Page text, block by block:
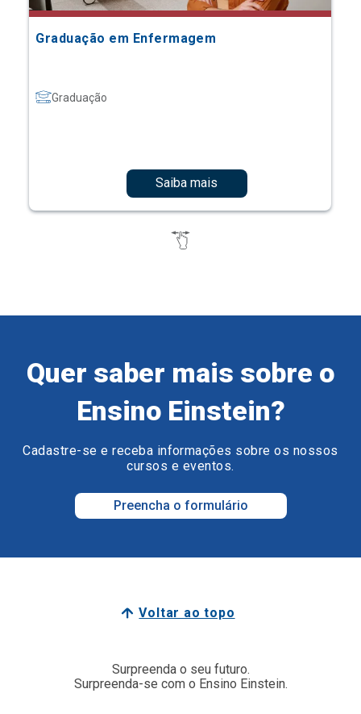
Graduação em Enfermagem
Graduação
Saiba mais
Quer saber mais sobre o
Ensino Einstein?
Cadastre-se e receba informações sobre os nossos
cursos e eventos.
Preencha o formulário
Voltar ao topo
Surpreenda o seu futuro.
Surpreenda-se com o Ensino Einstein.